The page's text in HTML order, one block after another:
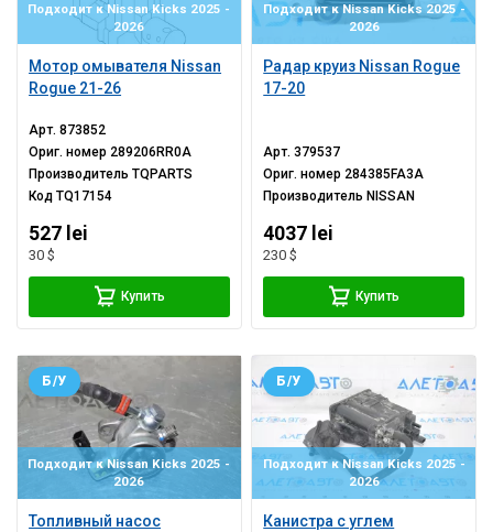
Подходит к Nissan Kicks 2025 -
2026
Мотор омывателя Nissan
Rogue 21-26
Арт.873852
Ориг. номер 289206RR0A
ПроизводительTQPARTS
КодTQ17154
527 lei
30 $
Купить
Подходит к Nissan Kicks 2025 -
2026
Радар круиз Nissan Rogue
17-20
Арт.379537
Ориг. номер 284385FA3A
ПроизводительNISSAN
4037 lei
230 $
Купить
Подходит к Nissan Kicks 2025 -
2026
Топливный насос
Б/У
Подходит к Nissan Kicks 2025 -
2026
Канистра с углем
Б/У